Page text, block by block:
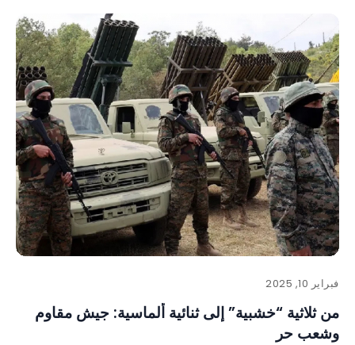
فبراير 10, 2025
من ثلاثية “خشبية” إلى ثنائية ألماسية: جيش مقاوم
وشعب حر